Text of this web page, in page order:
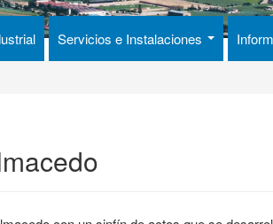
Servicios e Instalaciones